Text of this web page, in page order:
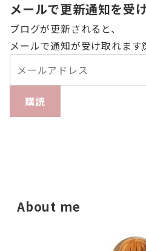
メールで更新通知を受
ブログが更新されると、
メールで通知が受け取れます
購読
About me